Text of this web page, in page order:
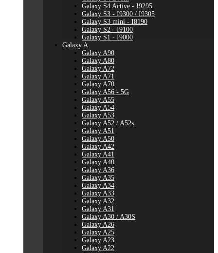
Galaxy S4 Active - I9295
Galaxy S3 - I9300 / I9305
Galaxy S3 mini - I8190
Galaxy S2 - I9100
Galaxy S1 - I9000
Galaxy A
Galaxy A90
Galaxy A80
Galaxy A72
Galaxy A71
Galaxy A70
Galaxy A56 - 5G
Galaxy A55
Galaxy A54
Galaxy A53
Galaxy A52 / A52s
Galaxy A51
Galaxy A50
Galaxy A42
Galaxy A41
Galaxy A40
Galaxy A36
Galaxy A35
Galaxy A34
Galaxy A33
Galaxy A32
Galaxy A31
Galaxy A30 / A30S
Galaxy A26
Galaxy A25
Galaxy A23
Galaxy A22